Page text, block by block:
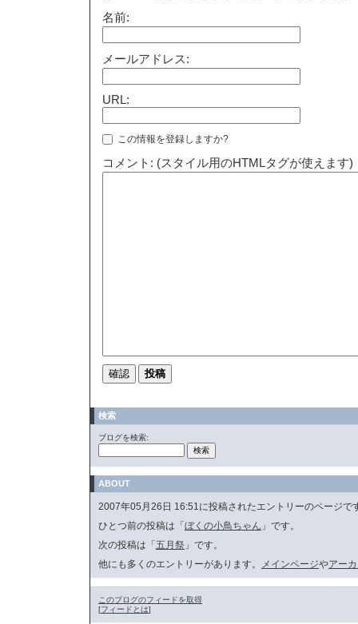
名前:
メールアドレス:
URL:
この情報を登録しますか?
コメント: (スタイル用のHTMLタグが使えます)
検索
ブログを検索:
ABOUT
2007年05月26日 16:51に投稿されたエントリーのページで
ひとつ前の投稿は「 ぼくの小鳥ちゃん 」です。
次の投稿は「 五月祭 」です。
他にも多くのエントリーがあります。
メインページやアー
このブログのフィードを取得
[フィードとは]